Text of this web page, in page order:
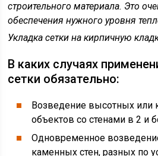
строительного материала. Это
обеспечения нужного уровня
Укладка сетки на кирпичную
В каких случаях
сетки обязательно:
Возведение высотных или
объектов со стенами в 2 и
Одновременное
каменных стен, разных по